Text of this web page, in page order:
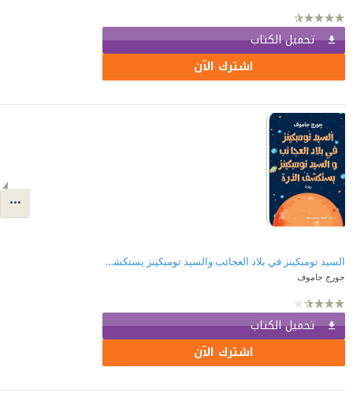
تحميل الكتاب
اشترك الآن
السيد تومبكينز في بلاد العجائب والسيد تومبكينز يستكشف الذرة
جورج جاموف
تحميل الكتاب
اشترك الآن